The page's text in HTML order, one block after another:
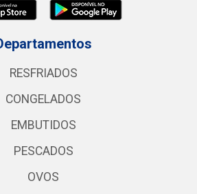
RESFRIADOS
CONGELADOS
EMBUTIDOS
PESCADOS
OVOS